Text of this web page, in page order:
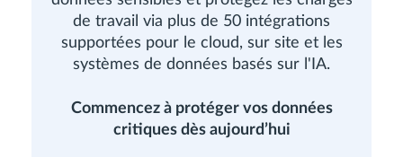
de travail via plus de 50 intégrations
supportées pour le cloud, sur site et les
systèmes de données basés sur l'IA.
Commencez à protéger vos données
critiques dès aujourd’hui